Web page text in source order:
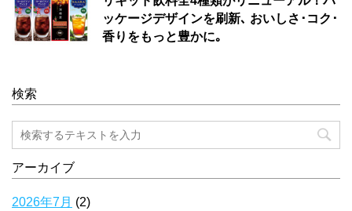
ッケージデザインを刷新､ おいしさ･コク･
香りをもっと豊かに｡
検索
アーカイブ
2026年7月 (2)